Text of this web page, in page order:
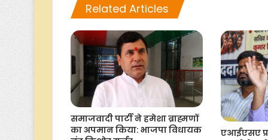
Related Articles
समाजवादी पार्टी ने हमेशा ब्राह्मणों
का अपमान किया: भाजपा विधायक
एआईएसए